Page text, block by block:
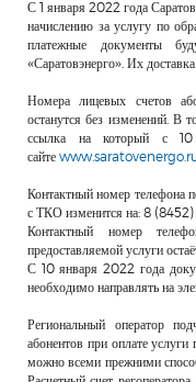
С 1 января 2022 года
начислению за услугу по
платежные документы
«Саратовэнерго». Их
Номера лицевых счетов
останутся без изменений. В
ссылка на который с
сайте
Контактный номер телефона
с ТКО изменится на: 8
Контактный номер
предоставляемой услуги
С 10 января 2022 года
необходимо направлять на
Региональный оператор
абонентов при оплате
можно всеми прежними